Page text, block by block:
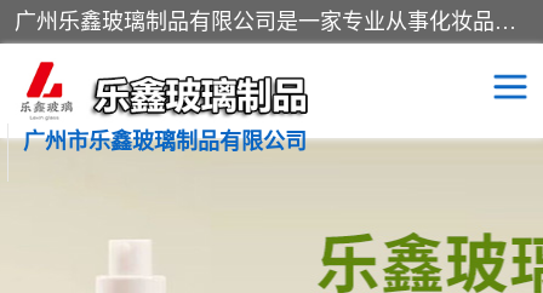
广州乐鑫玻璃制品有限公司是一家专业从事化妆品瓶子、化妆品玻璃瓶子、膏霜瓶、化妆品玻璃瓶等产品的集开发研制、生产、销售于一体的实业型玻璃制品生产企业。产品从设计、开模、试样、生产、蒙砂、抛光、喷涂、高低温单色及多色印刷，烫金（银）到交货实现一条龙服务。
广州市乐鑫玻璃制品有限公司
化妆品包装瓶 香水包装瓶